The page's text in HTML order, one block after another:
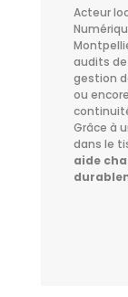
Acteur
audits de
gestion
ou
Grâce à
dans le
aide